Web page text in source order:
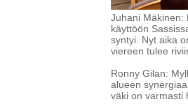
Juhani Mäkinen:
käyttöön
syntyi. Nyt aika
viereen tulee
Ronny Gilan:
alueen
väki on varmasti